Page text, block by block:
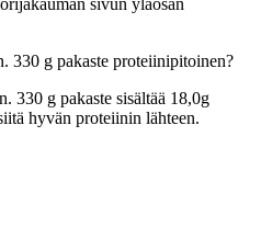
330 g pakaste proteiinipitoinen?
330 g pakaste sisältää 18,0g
hyvän proteiinin lähteen.